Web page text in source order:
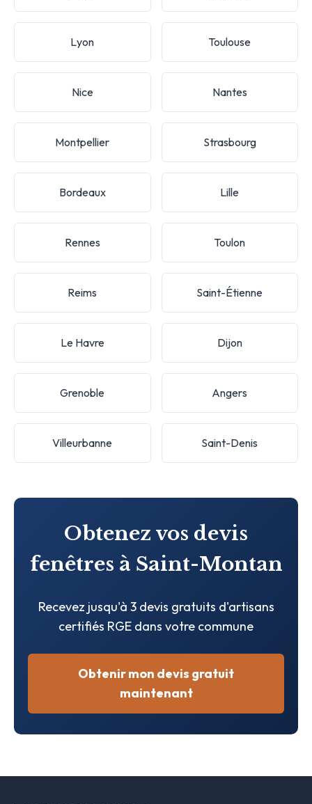
Lyon Toulouse
Nice Nantes
Montpellier Strasbourg
Bordeaux Lille
Rennes Toulon
Reims Saint-Étienne
Le Havre Dijon
Grenoble Angers
Villeurbanne Saint-Denis
Obtenez vos devis
fenêtres à Saint-Montan
Recevez jusqu'à 3 devis gratuits d'artisans
certifiés RGE dans votre commune
Obtenir mon devis gratuit
maintenant